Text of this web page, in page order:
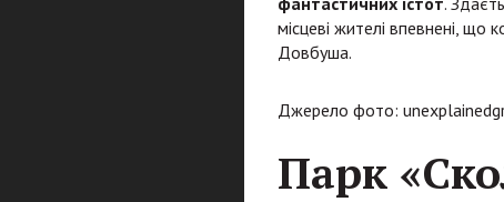
місцеві жителі впевнені, що
Довбуша.
Джерело фото:
Парк